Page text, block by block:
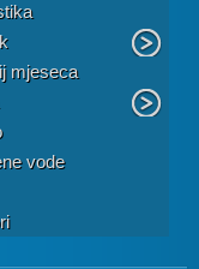
mjeseca
vode